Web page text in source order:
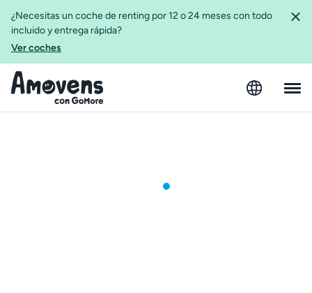
¿Necesitas un coche de renting por 12 o 24 meses con todo
incluido y entrega rápida?
Ver coches